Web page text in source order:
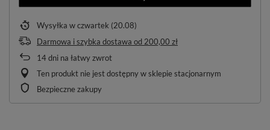
Wysyłka w czwartek (20.08)
Darmowa i szybka dostawa od 200,00 zł
14dni na łatwy zwrot
Ten produkt nie jest dostępny w sklepie stacjonarnym
Bezpieczne zakupy